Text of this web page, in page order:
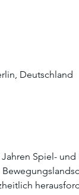
Deutschland
Spiel-